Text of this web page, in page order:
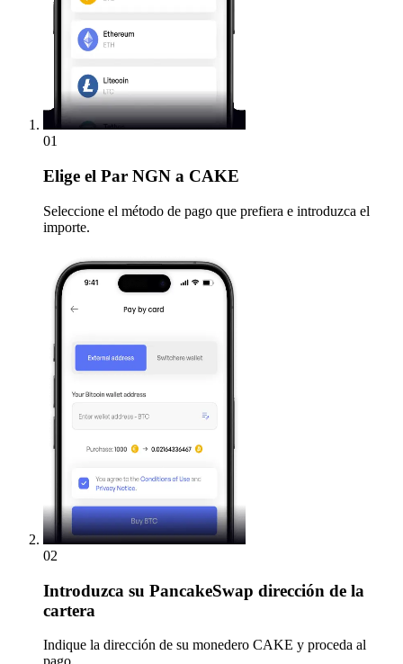
01
Elige el Par NGN a CAKE
Seleccione el método de pago que prefiera e introduzca el
importe.
02
Introduzca su PancakeSwap dirección de la
cartera
Indique la dirección de su monedero CAKE y proceda al